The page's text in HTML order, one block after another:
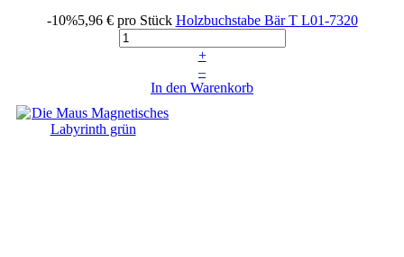
-10%5,96 € pro Stück Holzbuchstabe Bär T L01-7320
+
–
In den Warenkorb